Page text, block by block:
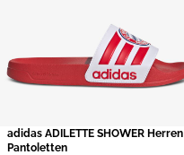
adidas ADILETTE SHOWER Herren
Pantoletten